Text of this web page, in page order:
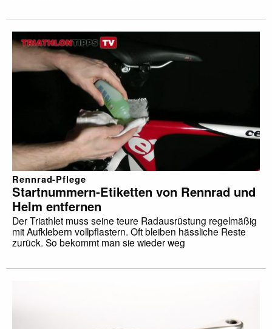
Rennrad-Pflege
Startnummern-Etiketten von Rennrad und
Helm entfernen
Der Triathlet muss seine teure Radausrüstung regelmäßig
mit Aufklebern vollpflastern. Oft bleiben hässliche Reste
zurück. So bekommt man sie wieder weg